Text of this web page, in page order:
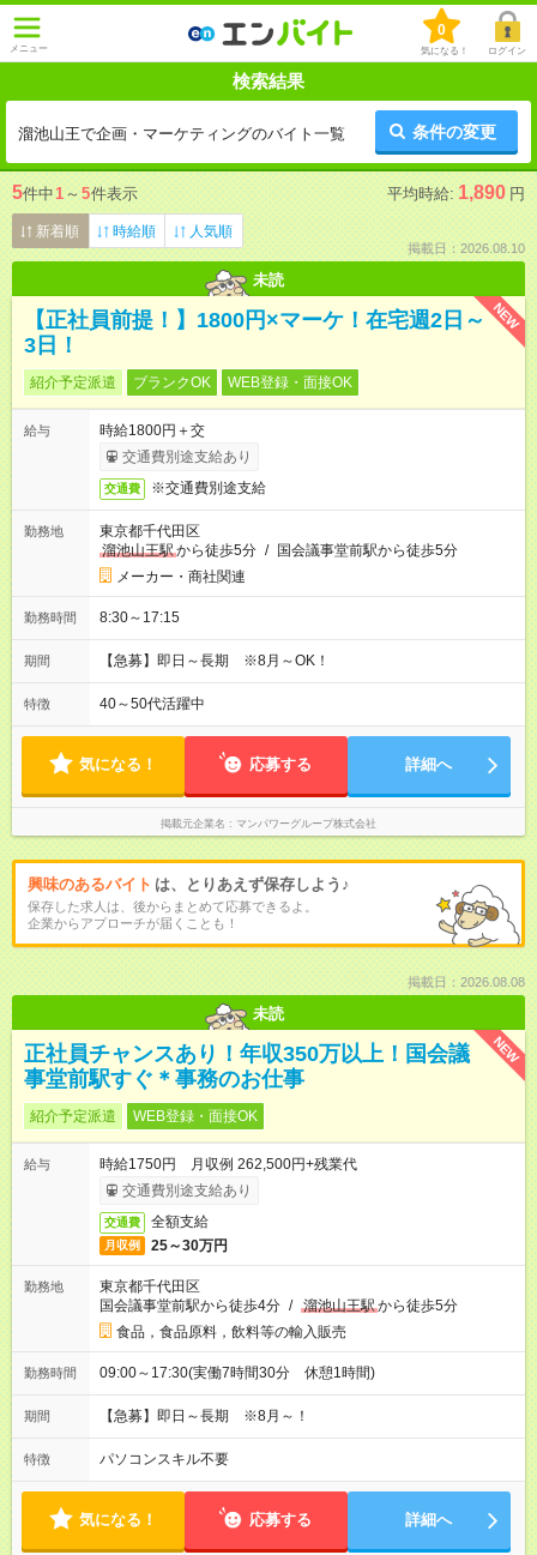
メニュー
0
気になる！ ログイン
検索結果
溜池山王で企画・マーケティングのバイト一覧 条件の変更
5件中1 ～ 5件表示 平均時給: 1,890 円
新着順 時給順 人気順
掲載日：2026.08.10
未読
NEW
【正社員前提！】1800円×マーケ！在宅週2日～
3日！
紹介予定派遣 ブランクOK WEB登録・面接OK
給与
時給1800円＋交
交通費別途支給あり
交通費 ※交通費別途支給
勤務地
東京都千代田区
溜池山王駅から徒歩5分 / 国会議事堂前駅から徒歩5分
メーカー・商社関連
勤務時間 8:30～17:15
期間 【急募】即日～長期 ※8月～OK！
特徴 40～50代活躍中
気になる！ 応募する 詳細へ
掲載元企業名 マンパワーグループ株式会社
興味のあるバイト は、とりあえず保存しよう♪
保存した求人は、後からまとめて応募できるよ。
企業からアプローチが届くことも！
掲載日：2026.08.08
未読
NEW
正社員チャンスあり！年収350万以上！国会議
事堂前駅すぐ＊事務のお仕事
紹介予定派遣 WEB登録・面接OK
給与
時給1750円 月収例 262,500円+残業代
交通費別途支給あり
交通費 全額支給
月収例 25～30万円
勤務地
東京都千代田区
国会議事堂前駅から徒歩4分 / 溜池山王駅から徒歩5分
食品，食品原料，飲料等の輸入販売
勤務時間 09:00～17:30(実働7時間30分 休憩1時間)
期間 【急募】即日～長期 ※8月～！
特徴 パソコンスキル不要
気になる！ 応募する 詳細へ